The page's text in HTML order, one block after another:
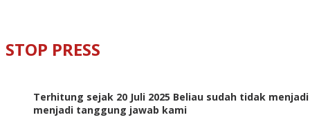
STOP PRESS
Terhitung sejak 20 Juli 2025 Beliau sudah tidak
menjadi tanggung jawab kami